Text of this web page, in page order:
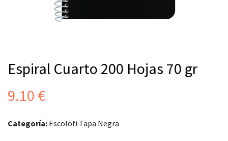
Espiral Cuarto 200 Hojas 70 gr
9.10 €
Categoría: Escolofi Tapa Negra